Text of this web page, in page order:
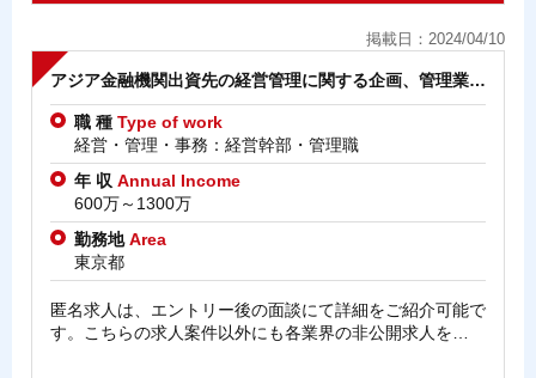
掲載日：2024/04/10
アジア金融機関出資先の経営管理に関する企画、管理業…
職 種 Type of work
経営・管理・事務：経営幹部・管理職
年 収 Annual Income
600万～1300万
勤務地Area
東京都
匿名求人は、エントリー後の面談にて詳細をご紹介可能で
す。こちらの求人案件以外にも各業界の非公開求人を…